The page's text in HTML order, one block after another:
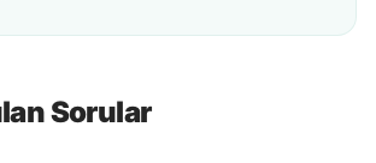
Sorular